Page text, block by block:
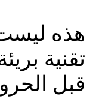
هذه
تقنية
قبل